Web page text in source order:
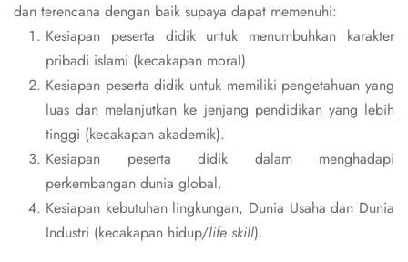
dan terencana dengan baik supaya dapat memenuhi:
Kesiapan peserta didik untuk menumbuhkan karakter
pribadi islami (kecakapan moral)
Kesiapan peserta didik untuk memiliki pengetahuan yang
luas dan melanjutkan ke jenjang pendidikan yang lebih
tinggi (kecakapan akademik).
Kesiapan peserta didik dalam menghadapi
perkembangan dunia global.
Kesiapan kebutuhan lingkungan, Dunia Usaha dan Dunia
Industri (kecakapan hidup/life skill).